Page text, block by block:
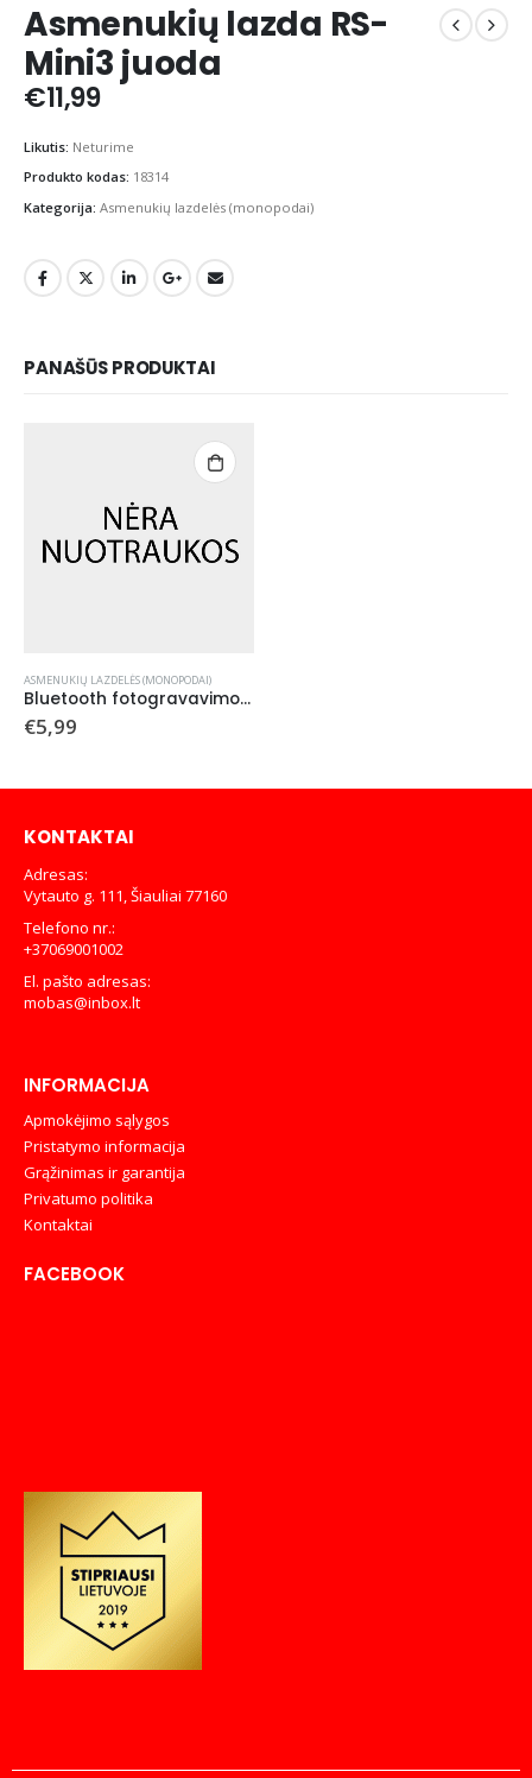
Asmenukių lazda RS-
Mini3 juoda
€11,99
Likutis: Neturime
Produkto kodas: 18314
Kategorija: Asmenukių lazdelės (monopodai)
PANAŠŪS PRODUKTAI
ASMENUKIŲ LAZDELĖS (MONOPODAI)
Bluetooth fotogravavimo pultelis juodas
€5,99
KONTAKTAI
Adresas:
Vytauto g. 111, Šiauliai 77160
Telefono nr.:
+37069001002
El. pašto adresas:
mobas@inbox.lt
INFORMACIJA
Apmokėjimo sąlygos
Pristatymo informacija
Grąžinimas ir garantija
Privatumo politika
Kontaktai
FACEBOOK